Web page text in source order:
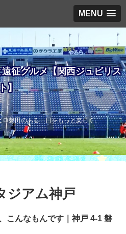
MENU
征グルメ【関西ジュビリス
】
磐田のある一日をもっと楽しく。
ジアム神戸
こんなもんです｜神戸 4-1 磐